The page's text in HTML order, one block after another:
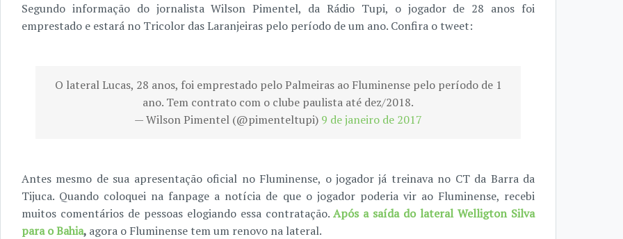
Segundo informação do jornalista Wilson Pimentel, da Rádio Tupi, o jogador de 28 anos foi
emprestado e estará no Tricolor das Laranjeiras pelo período de um ano. Confira o tweet:
O lateral Lucas, 28 anos, foi emprestado pelo Palmeiras ao Fluminense pelo período de 1
ano. Tem contrato com o clube paulista até dez/2018.
— Wilson Pimentel (@pimenteltupi) 9 de janeiro de 2017
Antes mesmo de sua apresentação oficial no Fluminense, o jogador já treinava no CT da Barra da
Tijuca. Quando coloquei na fanpage a notícia de que o jogador poderia vir ao Fluminense, recebi
muitos comentários de pessoas elogiando essa contratação.Após a saída do lateral Welligton Silva
para o Bahia, agora o Fluminense tem um renovo na lateral.